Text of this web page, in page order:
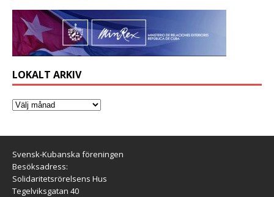
LOKALT ARKIV
Svensk-Kubanska föreningen
Besöksadress:
Solidaritetsrörelsens Hus
Tegelviksgatan 40